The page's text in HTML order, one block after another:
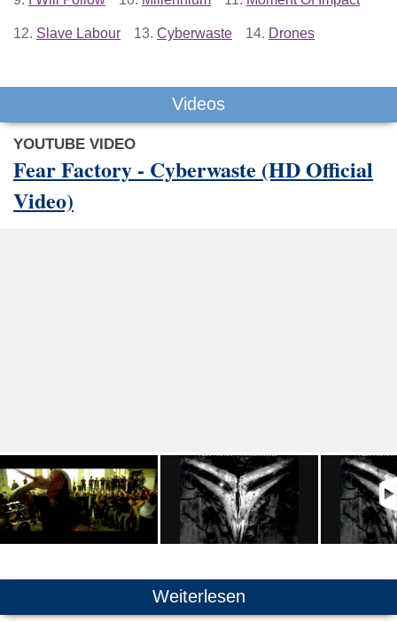
12. Slave Labour 13. Cyberwaste 14. Drones
Videos
YOUTUBE VIDEO
Fear Factory - Cyberwaste (HD Official
Video)
Weiterlesen